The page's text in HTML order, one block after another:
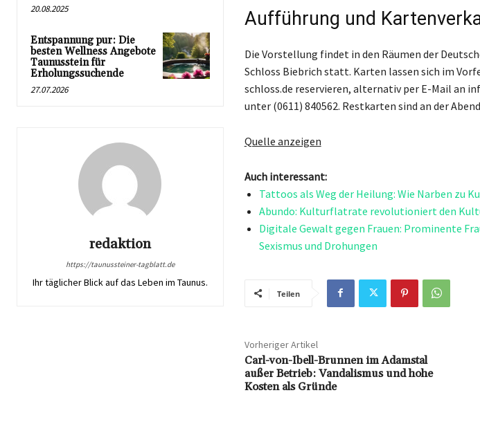
20.08.2025
Entspannung pur: Die
besten Wellness Angebote
Taunusstein für
Erholungssuchende
27.07.2026
redaktion
https://taunussteiner-tagblatt.de
Ihr täglicher Blick auf das Leben im Taunus.
Aufführung und
Die Vorstellung findet in den Räumen der
Schloss Biebrich statt. Karten lassen sich im
schloss.de reservieren, alternativ per E-Mail an
unter (0611) 840562. Restkarten sind an der
Quelle anzeigen
Auch interessant:
Tattoos als Weg der Heilung: Wie Narben zu
Abundo: Kulturflatrate revolutioniert den
Digitale Gewalt gegen Frauen: Prominente
Sexismus und Drohungen
Teilen
Vorheriger Artikel
Carl-von-Ibell-Brunnen im Adamstal
außer Betrieb: Vandalismus und hohe
Kosten als Gründe